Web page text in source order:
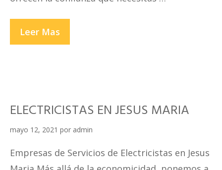
Leer Mas
EN
ELECTRICISTAS EN JESUS MARIA
mayo 12, 2021 por admin
Empresas de Servicios de Electricistas en Jesus